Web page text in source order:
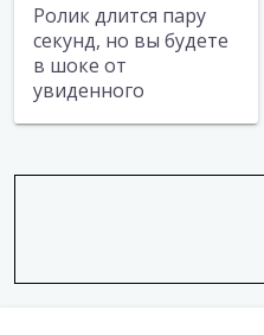
Ролик длится пару
секунд, но вы будете
в шоке от
увиденного